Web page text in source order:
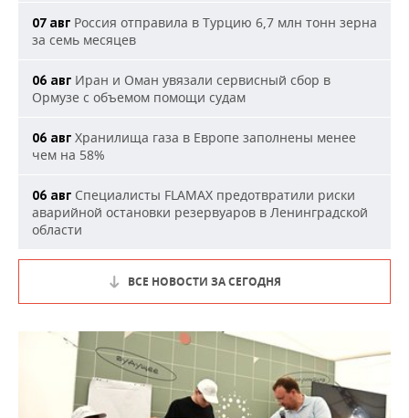
07 авг Россия отправила в Турцию 6,7 млн тонн зерна
за семь месяцев
06 авг Иран и Оман увязали сервисный сбор в
Ормузе с объемом помощи судам
06 авг Хранилища газа в Европе заполнены менее
чем на 58%
06 авг Специалисты FLAMAX предотвратили риски
аварийной остановки резервуаров в Ленинградской
области
ВСЕ НОВОСТИ ЗА СЕГОДНЯ